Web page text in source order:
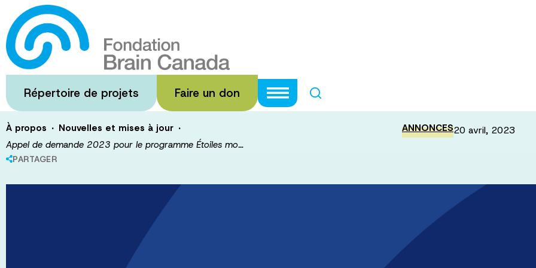
Passer
au
contenu
principal
Répertoire de projets Faire un don
Appel de demande 2023 pour
Étoiles montantes
À propos · Nouvelles et mises à jour ·
Appel de demande 2023 pour le programme Étoiles mo…
PARTAGER
ANNONCES20 avril, 2023